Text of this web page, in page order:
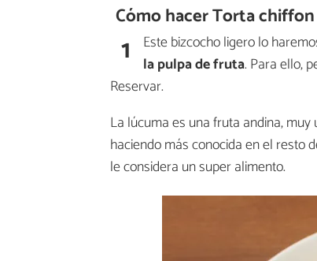
Cómo hacer Torta
1 Este bizcocho ligero lo
la pulpa de fruta. Para ello,
Reservar.
La lúcuma es una fruta andina,
haciendo más conocida en el resto
le considera un super alimento.